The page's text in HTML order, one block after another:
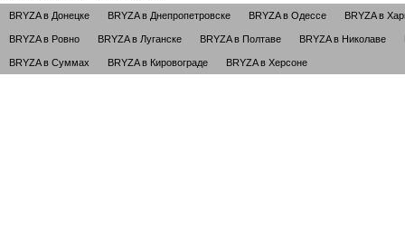
BRYZA в Донецке BRYZA в Днепропетровске BRYZA в Одессе BRYZA в
BRYZA в Ровно BRYZA в Луганске BRYZA в Полтаве BRYZA в Николаве
BRYZA в Суммах BRYZA в Кировограде BRYZA в Херсоне